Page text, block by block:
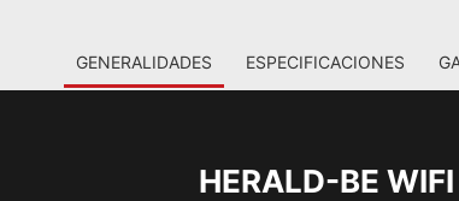
GENERALIDADES ESPECIFICACIONES
HERALD-BE